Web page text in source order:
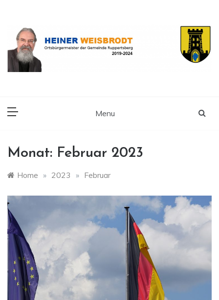
content
Menu
Monat: Februar 2023
Home » 2023 » Februar